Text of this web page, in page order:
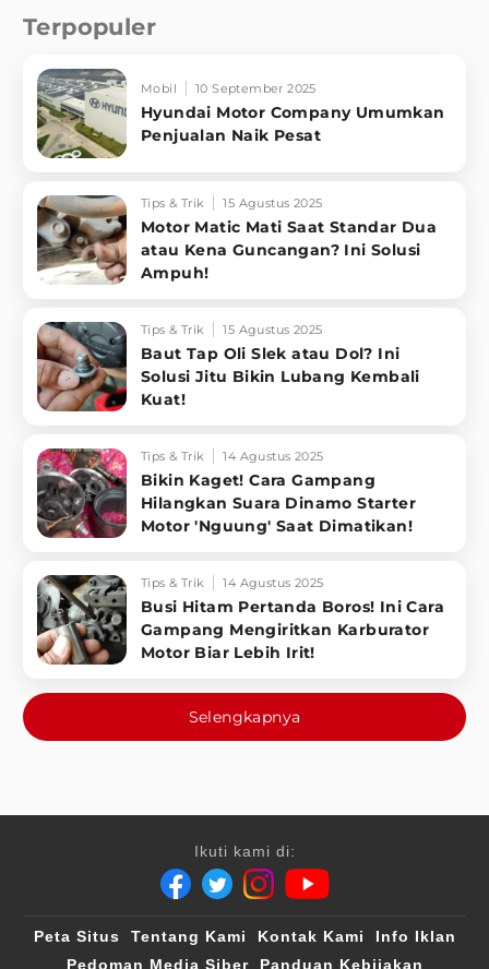
Terpopuler
Mobil 10 September 2025
Hyundai Motor Company Umumkan
Penjualan Naik Pesat
Tips & Trik 15 Agustus 2025
Motor Matic Mati Saat Standar Dua
atau Kena Guncangan? Ini Solusi
Ampuh!
Tips & Trik 15 Agustus 2025
Baut Tap Oli Slek atau Dol? Ini
Solusi Jitu Bikin Lubang Kembali
Kuat!
Tips & Trik 14 Agustus 2025
Bikin Kaget! Cara Gampang
Hilangkan Suara Dinamo Starter
Motor 'Nguung' Saat Dimatikan!
Tips & Trik 14 Agustus 2025
Busi Hitam Pertanda Boros! Ini Cara
Gampang Mengiritkan Karburator
Motor Biar Lebih Irit!
Selengkapnya
Ikuti kami di:
Peta Situs Tentang Kami Kontak Kami
Info Iklan
Pedoman Media Siber
Panduan Kebijakan